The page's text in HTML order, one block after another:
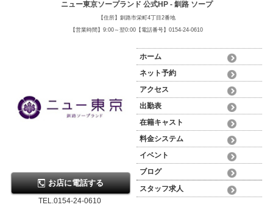
ニュー東京ソープランド 公式HP - 釧路 ソープ
【住所】釧路市栄町4丁目2番地
【営業時間】9:00～翌0:00【電話番号】0154-24-0610
お店に電話する
TEL.0154-24-0610
ホーム
ネット予約
アクセス
出勤表
在籍キャスト
料金システム
イベント
ブログ
スタッフ求人